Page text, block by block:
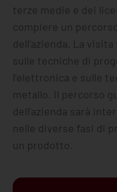
terze medie e dei
compiere un
dell’azienda. La
sulle tecniche di
l’elettronica e sulle
metallo. Il percorso
dell’azienda sarà
nelle diverse fasi di
un prodotto.
Servizi sulla fornitura
Lavorazioni accessorie